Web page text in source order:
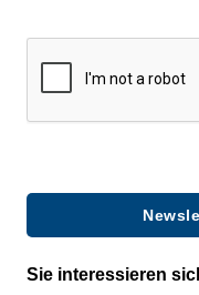
Sie interessieren